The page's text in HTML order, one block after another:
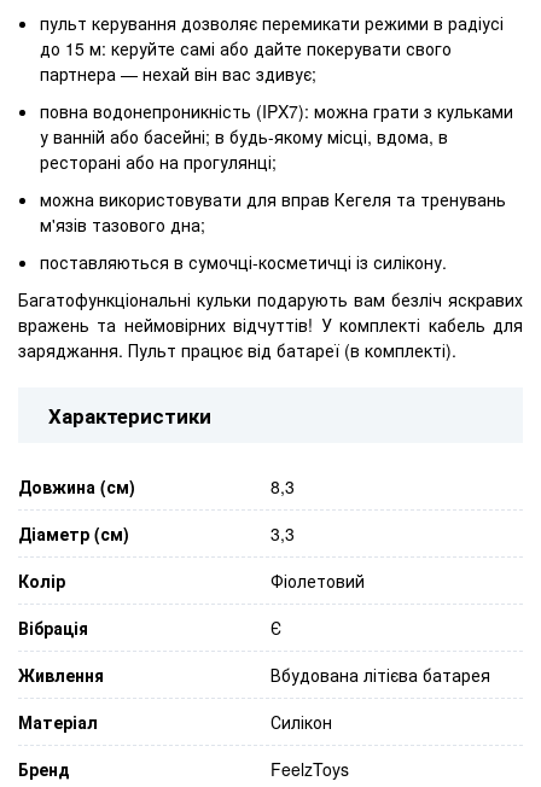
пульт керування дозволяє перемикати режими в радіусі
до 15 м: керуйте самі або дайте покерувати свого
партнера — нехай він вас здивує;
повна водонепроникність (IPX7): можна грати з кульками
у ванній або басейні; в будь-якому місці, вдома, в
ресторані або на прогулянці;
можна використовувати для вправ Кегеля та тренувань
м'язів тазового дна;
поставляються в сумочці-косметичці із силікону.
Багатофункціональні кульки подарують вам безліч яскравих
вражень та неймовірних відчуттів! У комплекті кабель для
заряджання. Пульт працює від батареї (в комплекті).
Характеристики
Довжина (см)
8,3
Діаметр (см)
3,3
Колір
Фіолетовий
Вібрація
Є
Живлення
Вбудована літієва батарея
Матеріал
Силікон
Бренд
FeelzToys